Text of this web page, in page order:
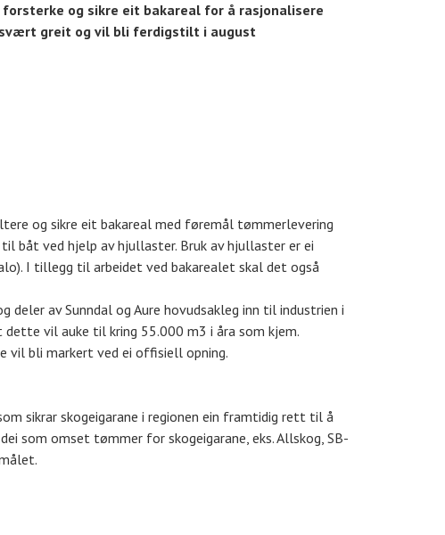
og sikre eit bakareal for å rasjonalisere
svært greit og vil bli ferdigstilt i august
og sikre eit bakareal med føremål tømmerlevering
båt ved hjelp av hjullaster. Bruk av hjullaster er ei
I tillegg til arbeidet ved bakarealet skal det også
av Sunndal og Aure hovudsakleg inn til industrien i
vil auke til kring 55.000 m3 i åra som kjem.
vil bli markert ved ei offisiell opning.
sikrar skogeigarane i regionen ein framtidig rett til å
som omset tømmer for skogeigarane, eks. Allskog, SB-